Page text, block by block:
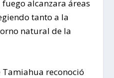
alcanzara áreas
tanto a la
natural de la
reconoció